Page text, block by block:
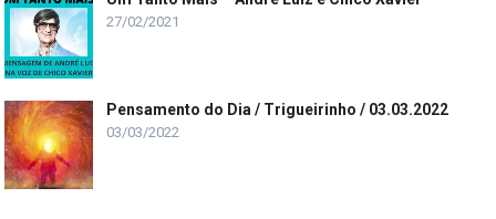
27/02/2021
Pensamento do Dia / Trigueirinho / 03.03.2022
03/03/2022